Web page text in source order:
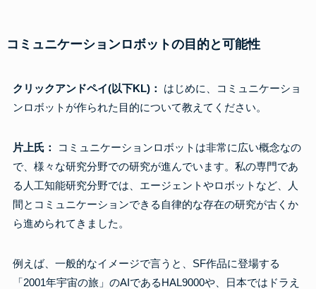
コミュニケーションロボットの目的と可能性
クリックアンドペイ(以下KL)：
はじめに、コミュニケーショ
ンロボットが作られた目的について教えてください。
片上氏：
コミュニケーションロボットは非常に広い概念なの
で、様々な研究分野での研究が進んでいます。私の専門であ
る人工知能研究分野では、エージェントやロボットなど、人
間とコミュニケーションできる自律的な存在の研究が古くか
ら進められてきました。
例えば、一般的なイメージで言うと、SF作品に登場する
「2001年宇宙の旅」のAIであるHAL9000や、日本ではドラえ